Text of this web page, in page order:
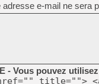
adresse e-mail ne sera
- Vous pouvez
title="">